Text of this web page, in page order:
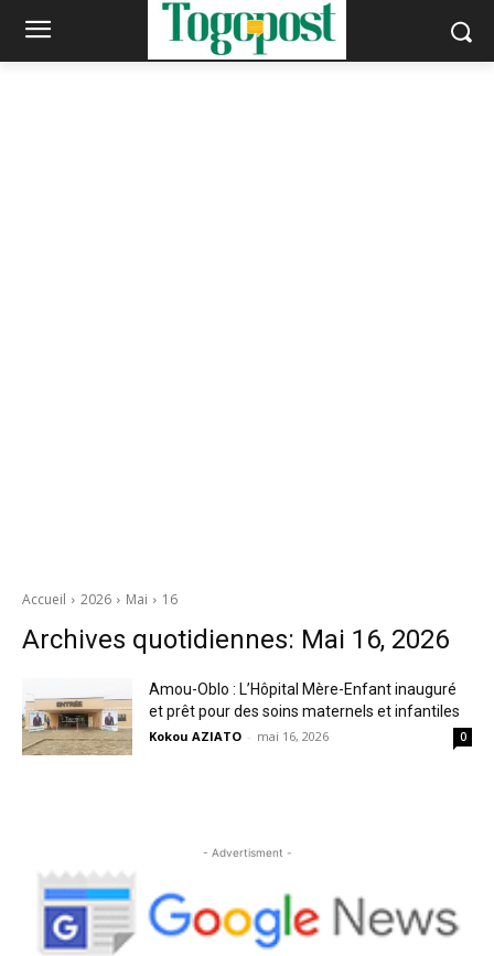
Accueil 2026 Mai 16
Archives quotidiennes: Mai 16, 2026
Amou-Oblo : L’Hôpital Mère-Enfant inauguré
et prêt pour des soins maternels et infantiles
Kokou AZIATO - mai 16, 2026 0
- Advertisment -